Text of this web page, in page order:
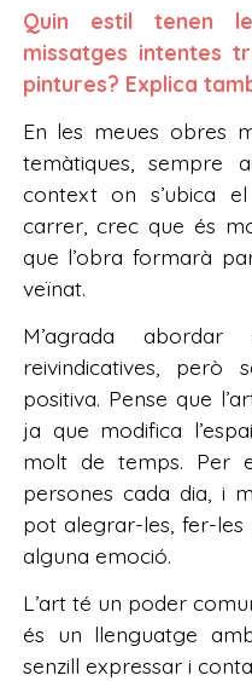
Quin estil tenen
missatges intentes
pintures? Explica
En les meues obres
temàtiques, sempre
context on s’ubica
carrer, crec que és
que l’obra formarà
veïnat.
M’agrada
reivindicatives, però
positiva. Pense que
ja que modifica
molt de temps. Per
persones cada dia, i
pot alegrar-les, fer-
alguna emoció.
L’art té un poder
és un llenguatge
senzill expressar i